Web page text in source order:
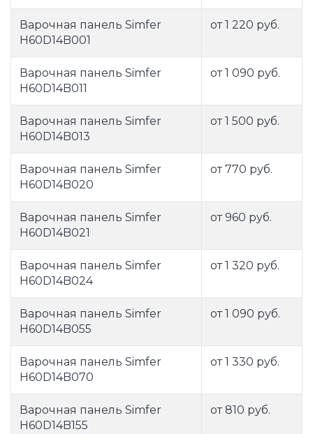
Варочная панель Simfer
H60D14B001
от 1 220 руб.
Варочная панель Simfer
H60D14B011
от 1 090 руб.
Варочная панель Simfer
H60D14B013
от 1 500 руб.
Варочная панель Simfer
H60D14B020
от 770 руб.
Варочная панель Simfer
H60D14B021
от 960 руб.
Варочная панель Simfer
H60D14B024
от 1 320 руб.
Варочная панель Simfer
H60D14B055
от 1 090 руб.
Варочная панель Simfer
H60D14B070
от 1 330 руб.
Варочная панель Simfer
H60D14B155
от 810 руб.